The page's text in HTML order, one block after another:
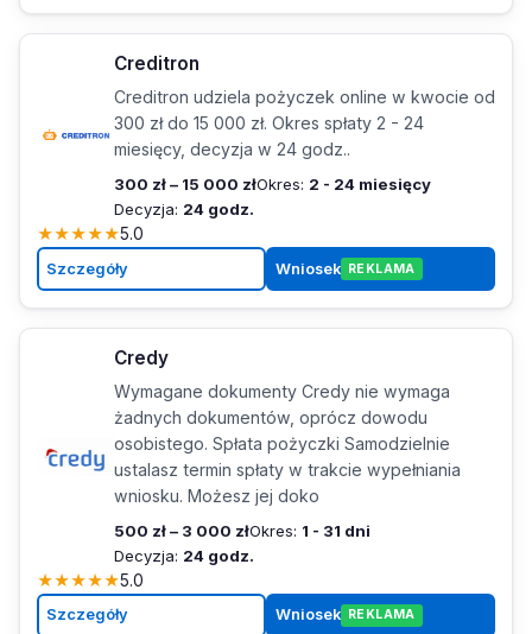
Creditron
Creditron udziela pożyczek online w kwocie od
300 zł do 15 000 zł. Okres spłaty 2 - 24
miesięcy, decyzja w 24 godz..
300 zł – 15 000 złOkres: 2 - 24 miesięcy
Decyzja: 24 godz.
★★★★★5.0
Szczegóły Wniosek REKLAMA
Credy
Wymagane dokumenty Credy nie wymaga
żadnych dokumentów, oprócz dowodu
osobistego. Spłata pożyczki Samodzielnie
ustalasz termin spłaty w trakcie wypełniania
wniosku. Możesz jej doko
500 zł – 3 000 złOkres: 1 - 31 dni
Decyzja: 24 godz.
★★★★★5.0
Szczegóły Wniosek REKLAMA